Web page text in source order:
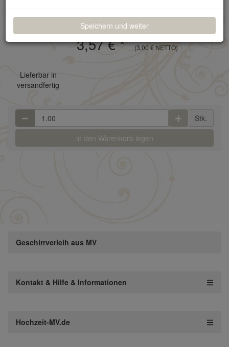
3,57 €* (3,00 € NETTO)
Lieferbar in
versandfertig
Stk.
in den Warenkorb legen
Geschirrverleih aus MV
Kontakt & Hilfe & Informationen
Hochzeit-MV.de
Speichern und weiter